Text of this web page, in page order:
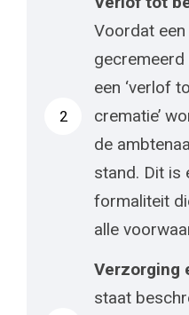
2
Voordat
een ‘verlof
crematie’
de
stand. Dit is
formaliteit
alle
Verzorging
staat